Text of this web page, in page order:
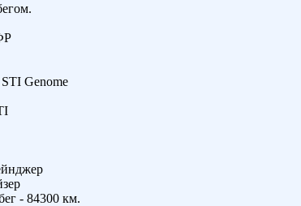
Genome
- 84300 км.